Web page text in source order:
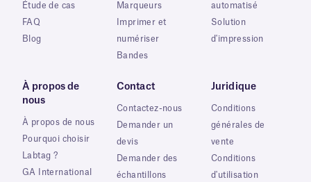
Étude de cas
FAQ
Blog
Marqueurs
Imprimer et
numériser
Bandes
automatisé
Solution
d'impression
À propos de
nous
À propos de nous
Pourquoi choisir
Labtag ?
GA International
Contact
Contactez-nous
Demander un
devis
Demander des
échantillons
Juridique
Conditions
générales de
vente
Conditions
d'utilisation